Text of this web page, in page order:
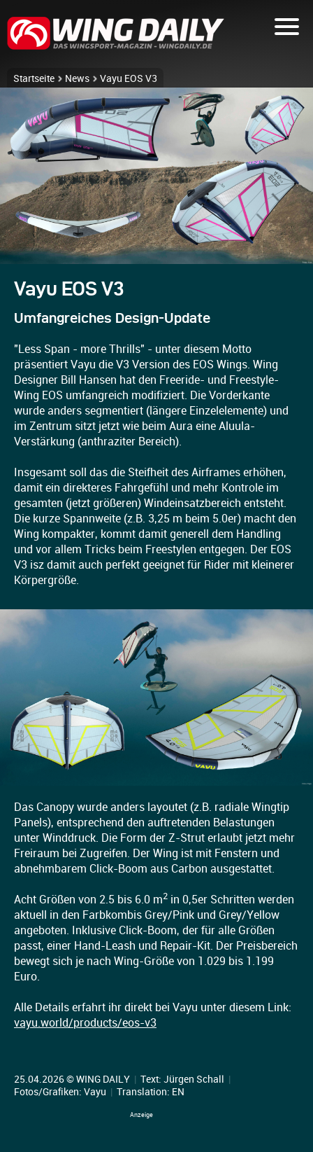
Startseite News Vayu EOS V3
Vayu EOS V3
Umfangreiches Design-Update
"Less Span - more Thrills" - unter diesem Motto
präsentiert Vayu die V3 Version des EOS Wings. Wing
Designer Bill Hansen hat den Freeride- und Freestyle-
Wing EOS umfangreich modifiziert. Die Vorderkante
wurde anders segmentiert (längere Einzelelemente) und
im Zentrum sitzt jetzt wie beim Aura eine Aluula-
Verstärkung (anthraziter Bereich).
Insgesamt soll das die Steifheit des Airframes erhöhen,
damit ein direkteres Fahrgefühl und mehr Kontrole im
gesamten (jetzt größeren) Windeinsatzbereich entsteht.
Die kurze Spannweite (z.B. 3,25 m beim 5.0er) macht den
Wing kompakter, kommt damit generell dem Handling
und vor allem Tricks beim Freestylen entgegen. Der EOS
V3 isz damit auch perfekt geeignet für Rider mit kleinerer
Körpergröße.
Das Canopy wurde anders layoutet (z.B. radiale Wingtip
Panels), entsprechend den auftretenden Belastungen
unter Winddruck. Die Form der Z-Strut erlaubt jetzt mehr
Freiraum bei Zugreifen. Der Wing ist mit Fenstern und
abnehmbarem Click-Boom aus Carbon ausgestattet.
Acht Größen von 2.5 bis 6.0 m2 in 0,5er Schritten werden
aktuell in den Farbkombis Grey/Pink und Grey/Yellow
angeboten. Inklusive Click-Boom, der für alle Größen
passt, einer Hand-Leash und Repair-Kit. Der Preisbereich
bewegt sich je nach Wing-Größe von 1.029 bis 1.199
Euro.
Alle Details erfahrt ihr direkt bei Vayu unter diesem Link:
vayu.world/products/eos-v3
25.04.2026 © WING DAILY | Text: Jürgen Schall |
Fotos/Grafiken: Vayu | Translation: EN